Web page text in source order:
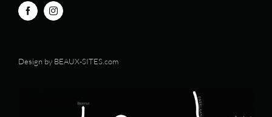
Design by BEAUX-SITES.com